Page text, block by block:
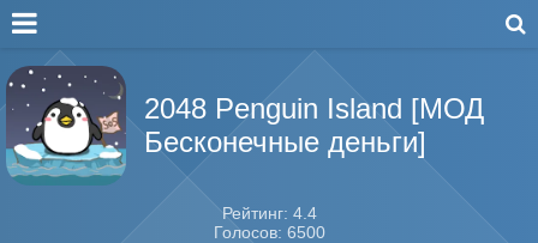
2048 Penguin Island [МОД
Бесконечные деньги]
Рейтинг: 4.4
Голосов: 6500